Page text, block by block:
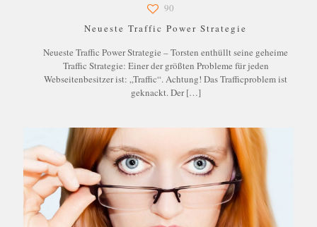
90
Neueste Traffic Power Strategie
Neueste Traffic Power Strategie – Torsten enthüllt seine geheime
Traffic Strategie: Einer der größten Probleme für jeden
Webseitenbesitzer ist: „Traffic“. Achtung! Das Trafficproblem ist
geknackt. Der[…]